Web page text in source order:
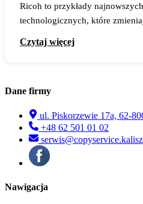
Ricoh to przykłady
technologicznych, które
Czytaj więcej
Dane firmy
ul. Piskorzewie 17a, 62-
+48 62 501 01 02
Nawigacja